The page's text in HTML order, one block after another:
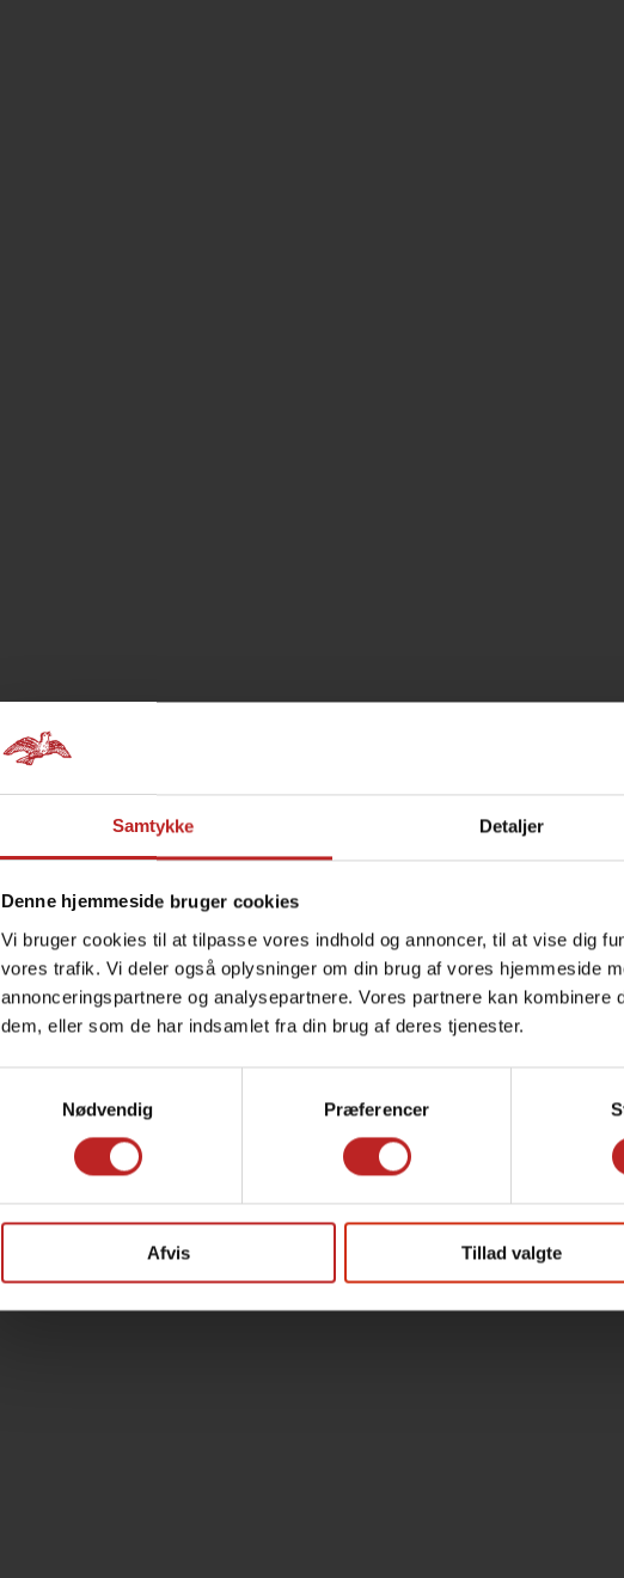
Samtykke Detaljer
Denne hjemmeside bruger cookies
Vi bruger cookies til at tilpasse vores indhold og annoncer, til at vise dig
vores trafik. Vi deler også oplysninger om din brug af vores hjemmeside
annonceringspartnere og analysepartnere. Vores partnere kan kombinere
dem, eller som de har indsamlet fra din brug af deres tjenester.
Nødvendig
Præferencer
Afvis Tillad valgte